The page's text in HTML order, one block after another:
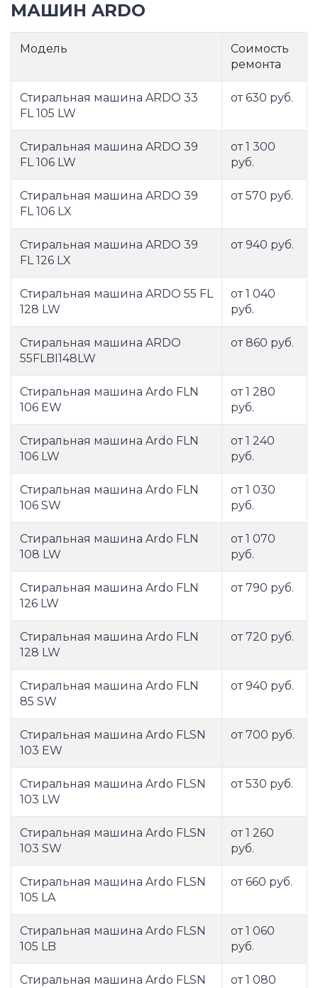
МАШИН ARDO
Модель
Соимость
ремонта
Стиральная машина ARDO 33
FL 105 LW
от 630 руб.
Стиральная машина ARDO 39
FL 106 LW
от 1 300
руб.
Стиральная машина ARDO 39
FL 106 LX
от 570 руб.
Стиральная машина ARDO 39
FL 126 LX
от 940 руб.
Стиральная машина ARDO 55 FL
128 LW
от 1 040
руб.
Стиральная машина ARDO
55FLBI148LW
от 860 руб.
Стиральная машина Ardo FLN
106 EW
от 1 280
руб.
Стиральная машина Ardo FLN
106 LW
от 1 240
руб.
Стиральная машина Ardo FLN
106 SW
от 1 030
руб.
Стиральная машина Ardo FLN
108 LW
от 1 070
руб.
Стиральная машина Ardo FLN
126 LW
от 790 руб.
Стиральная машина Ardo FLN
128 LW
от 720 руб.
Стиральная машина Ardo FLN
85 SW
от 940 руб.
Стиральная машина Ardo FLSN
103 EW
от 700 руб.
Стиральная машина Ardo FLSN
103 LW
от 530 руб.
Стиральная машина Ardo FLSN
103 SW
от 1 260
руб.
Стиральная машина Ardo FLSN
105 LA
от 660 руб.
Стиральная машина Ardo FLSN
105 LB
от 1 060
руб.
Стиральная машина Ardo FLSN
от 1 080